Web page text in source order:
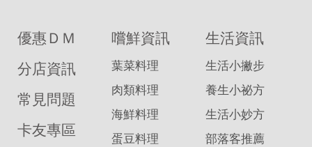
優惠ＤＭ
分店資訊
常見問題
卡友專區
嚐鮮資訊
葉菜料理
肉類料理
海鮮料理
蛋豆料理
生活資訊
生活小撇步
養生小祕方
生活小妙方
部落客推薦